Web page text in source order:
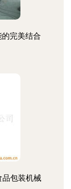
完美结合
品包装机械